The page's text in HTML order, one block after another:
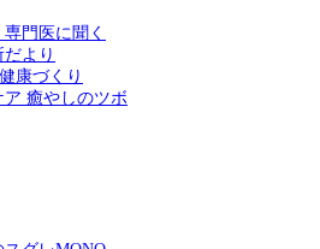
門医に聞く
より
康づくり
癒やしのツボ